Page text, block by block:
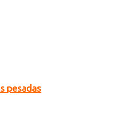
pesadas